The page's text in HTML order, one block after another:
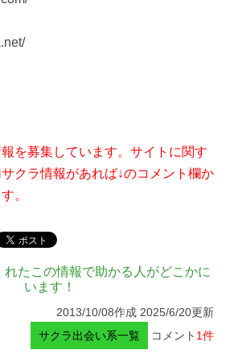
を募集しています。サイトに関す
クラ情報があれば↓のコメント欄か
。
たこの情報で助かる人がどこかに
います！
2013/10/08作成 2025/6/20更新
サクラ出会い系一覧
コメント 1件